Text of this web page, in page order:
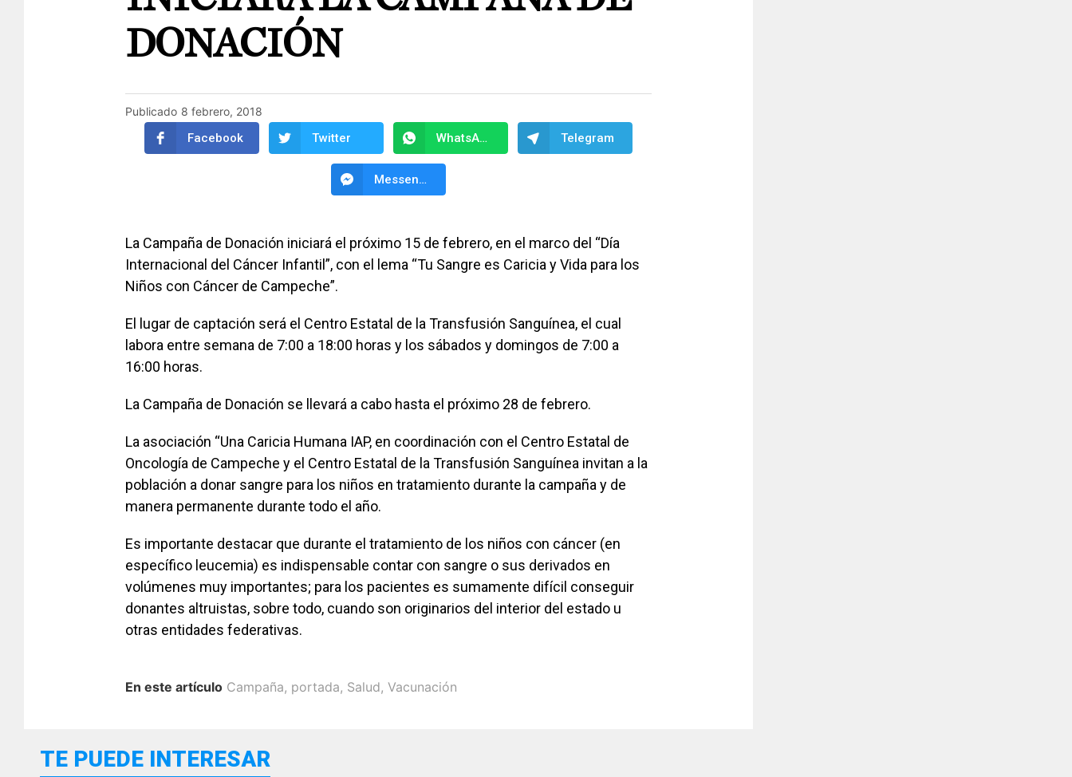
DONACIÓN
Publicado 8 febrero, 2018
Facebook Twitter WhatsApp Telegram
Messenger
La Campaña de Donación iniciará el próximo 15 de febrero, en el marco del “Día
Internacional del Cáncer Infantil”, con el lema “Tu Sangre es Caricia y Vida para los
Niños con Cáncer de Campeche”.
El lugar de captación será el Centro Estatal de la Transfusión Sanguínea, el cual
labora entre semana de 7:00 a 18:00 horas y los sábados y domingos de 7:00 a
16:00 horas.
La Campaña de Donación se llevará a cabo hasta el próximo 28 de febrero.
La asociación “Una Caricia Humana IAP, en coordinación con el Centro Estatal de
Oncología de Campeche y el Centro Estatal de la Transfusión Sanguínea invitan a la
población a donar sangre para los niños en tratamiento durante la campaña y de
manera permanente durante todo el año.
Es importante destacar que durante el tratamiento de los niños con cáncer (en
específico leucemia) es indispensable contar con sangre o sus derivados en
volúmenes muy importantes; para los pacientes es sumamente difícil conseguir
donantes altruistas, sobre todo, cuando son originarios del interior del estado u
otras entidades federativas.
En este artículo Campaña, portada, Salud, Vacunación
TE PUEDE INTERESAR